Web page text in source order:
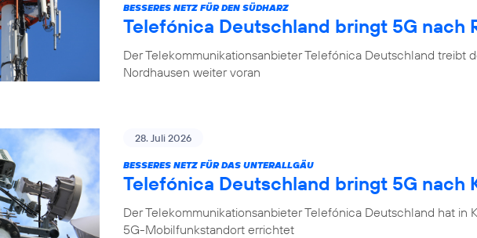
BESSERES NETZ FÜR DEN SÜDHARZ
Telefónica Deutschland bringt 5G nach
Der Telekommunikationsanbieter Telefónica Deutschland treibt
Nordhausen weiter voran
28. Juli 2026
BESSERES NETZ FÜR DAS UNTERALLGÄU
Telefónica Deutschland bringt 5G nach
Der Telekommunikationsanbieter Telefónica Deutschland hat in
5G-Mobilfunkstandort errichtet